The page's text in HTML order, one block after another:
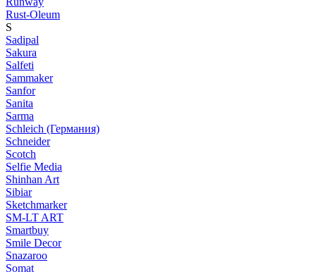
Rust-Oleum
S
Sadipal
Sakura
Salfeti
Sammaker
Sanfor
Sanita
Sarma
Schleich (Германия)
Schneider
Scotch
Selfie Media
Shinhan Art
Sibiar
Sketchmarker
SM-LT ART
Smartbuy
Smile Decor
Snazaroo
Somat